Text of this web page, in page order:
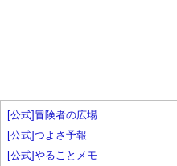
[公式]冒険者の広場
[公式]つよさ予報
[公式]やることメモ